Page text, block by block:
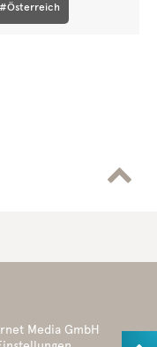
#Österreich

Media GmbH